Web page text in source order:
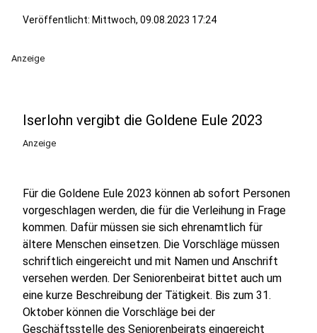
Veröffentlicht: Mittwoch, 09.08.2023 17:24
Anzeige
Iserlohn vergibt die Goldene Eule 2023
Anzeige
Für die Goldene Eule 2023 können ab sofort Personen
vorgeschlagen werden, die für die Verleihung in Frage
kommen. Dafür müssen sie sich ehrenamtlich für
ältere Menschen einsetzen. Die Vorschläge müssen
schriftlich eingereicht und mit Namen und Anschrift
versehen werden. Der Seniorenbeirat bittet auch um
eine kurze Beschreibung der Tätigkeit. Bis zum 31.
Oktober können die Vorschläge bei der
Geschäftsstelle des Seniorenbeirats eingereicht